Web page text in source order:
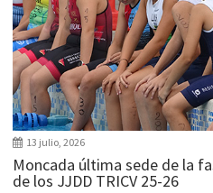
13 julio, 2026
Moncada última sede de la
de los JJDD TRICV 25-26